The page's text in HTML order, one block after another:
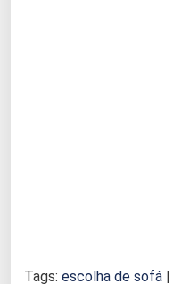
Tags: escolha de sofá |